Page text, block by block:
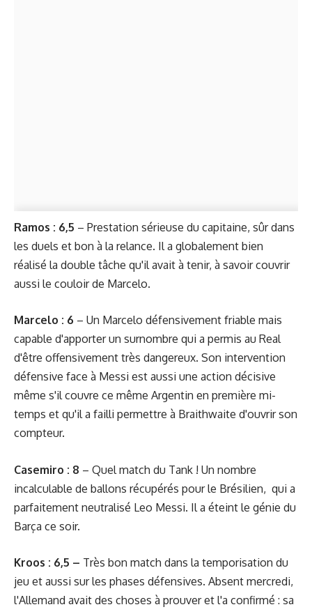
Ramos : 6,5 – Prestation sérieuse du capitaine, sûr dans
les duels et bon à la relance. Il a globalement bien
réalisé la double tâche qu'il avait à tenir, à savoir couvrir
aussi le couloir de Marcelo.
Marcelo : 6 – Un Marcelo défensivement friable mais
capable d'apporter un surnombre qui a permis au Real
d'être offensivement très dangereux. Son intervention
défensive face à Messi est aussi une action décisive
même s'il couvre ce même Argentin en première mi-
temps et qu'il a failli permettre à Braithwaite d'ouvrir son
compteur.
Casemiro : 8 – Quel match du Tank ! Un nombre
incalculable de ballons récupérés pour le Brésilien, qui a
parfaitement neutralisé Leo Messi. Il a éteint le génie du
Barça ce soir.
Kroos : 6,5 – Très bon match dans la temporisation du
jeu et aussi sur les phases défensives. Absent mercredi,
l'Allemand avait des choses à prouver et l'a confirmé : sa